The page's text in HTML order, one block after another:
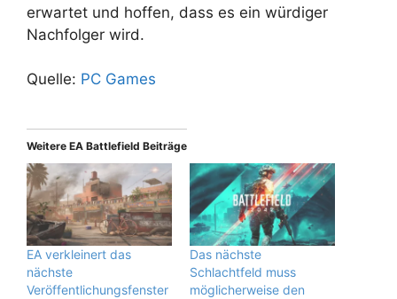
erwartet und hoffen, dass es ein würdiger
Nachfolger wird.
Quelle: PC Games
Weitere EA Battlefield Beiträge
EA verkleinert das
nächste
Veröffentlichungsfenster
Das nächste
Schlachtfeld muss
möglicherweise den